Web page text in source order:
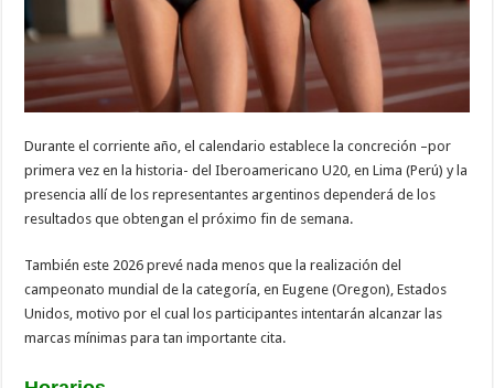
Durante el corriente año, el calendario establece la concreción –por
primera vez en la historia- del Iberoamericano U20, en Lima (Perú) y la
presencia allí de los representantes argentinos dependerá de los
resultados que obtengan el próximo fin de semana.
También este 2026 prevé nada menos que la realización del
campeonato mundial de la categoría, en Eugene (Oregon), Estados
Unidos, motivo por el cual los participantes intentarán alcanzar las
marcas mínimas para tan importante cita.